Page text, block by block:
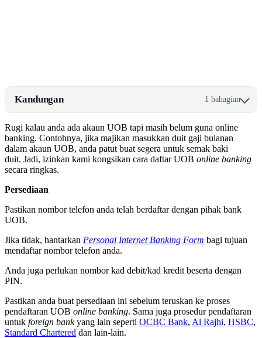
Kandungan 1 bahagian
Rugi kalau anda ada akaun UOB tapi masih belum guna online
banking. Contohnya, jika majikan masukkan duit gaji bulanan
dalam akaun UOB, anda patut buat segera untuk semak baki
duit. Jadi, izinkan kami kongsikan cara daftar UOB online banking
secara ringkas.
Persediaan
Pastikan nombor telefon anda telah berdaftar dengan pihak bank
UOB.
Jika tidak, hantarkan Personal Internet Banking Form bagi tujuan
mendaftar nombor telefon anda.
Anda juga perlukan nombor kad debit/kad kredit beserta dengan
PIN.
Pastikan anda buat persediaan ini sebelum teruskan ke proses
pendaftaran UOB online banking. Sama juga prosedur pendaftaran
untuk foreign bankyang lain seperti OCBC Bank, Al Rajhi, HSBC,
Standard Chartered dan lain-lain.